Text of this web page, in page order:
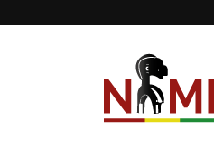
Nimba224
Site
d'information